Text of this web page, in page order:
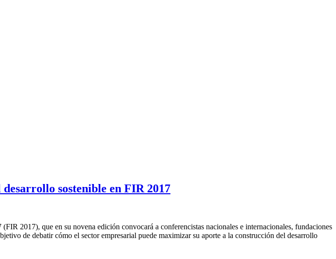
sostenible en FIR 2017
2017), que en su novena edición convocará a conferencistas nacionales e internacionales, fundaciones
de debatir cómo el sector empresarial puede maximizar su aporte a la construcción del desarrollo